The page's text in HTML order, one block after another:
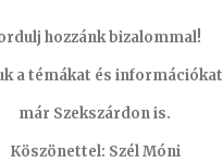
hozzánk bizalommal!
a témákat és információkat
már Szekszárdon is.
Köszönettel: Szél Móni